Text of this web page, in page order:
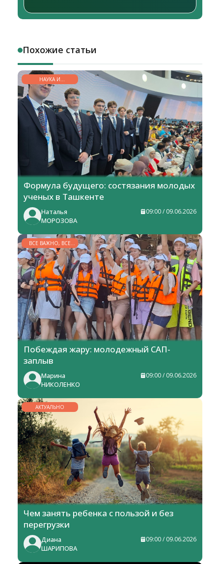
Похожие статьи
НАУКА И
ОБРАЗОВАНИЕ
Формула будущего: состязания молодых
ученых в Ташкенте
Наталья
МОРОЗОВА
09:00 / 09.06.2026
ВСЕ ВАЖНО, ВСЕ
НУЖНО
Побеждая жару: молодежный САП-
заплыв
Марина
НИКОЛЕНКО
09:00 / 09.06.2026
АКТУАЛЬНО
Чем занять ребенка с пользой и без
перегрузки
Диана
ШАРИПОВА
09:00 / 09.06.2026